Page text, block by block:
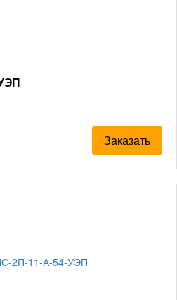
Заказать